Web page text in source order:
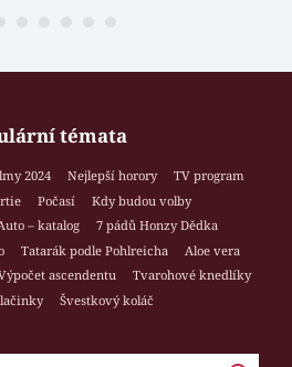
témata
2024 Nejlepší horory
TV program
Počasí
Kdy budou volby
– katalog
7 pádů Honzy Dědka
Tatarák podle Pohlreicha
Aloe vera
ascendentu
Tvarohové knedlíky
Švestkový koláč